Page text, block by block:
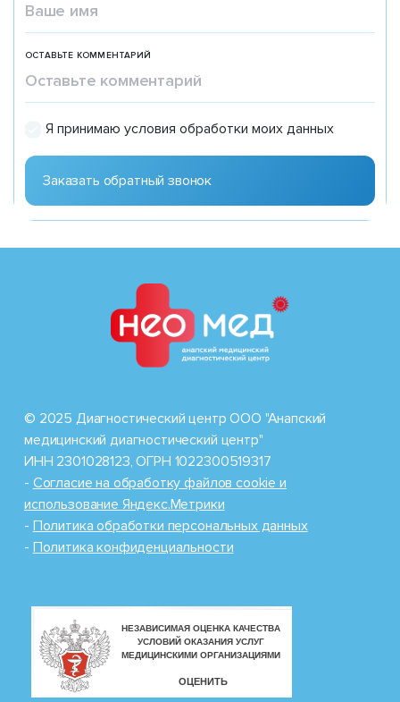
ОСТАВЬТЕ КОММЕНТАРИЙ
Я принимаю условия обработки моих данных
© 2025 Диагностический центр ООО "Анапский
медицинский диагностический центр"
ИНН 2301028123, ОГРН 1022300519317
- Cогласие на обработку файлов cookie и
использование Яндекс.Метрики
- Политика обработки персональных данных
- Политика конфиденциальности